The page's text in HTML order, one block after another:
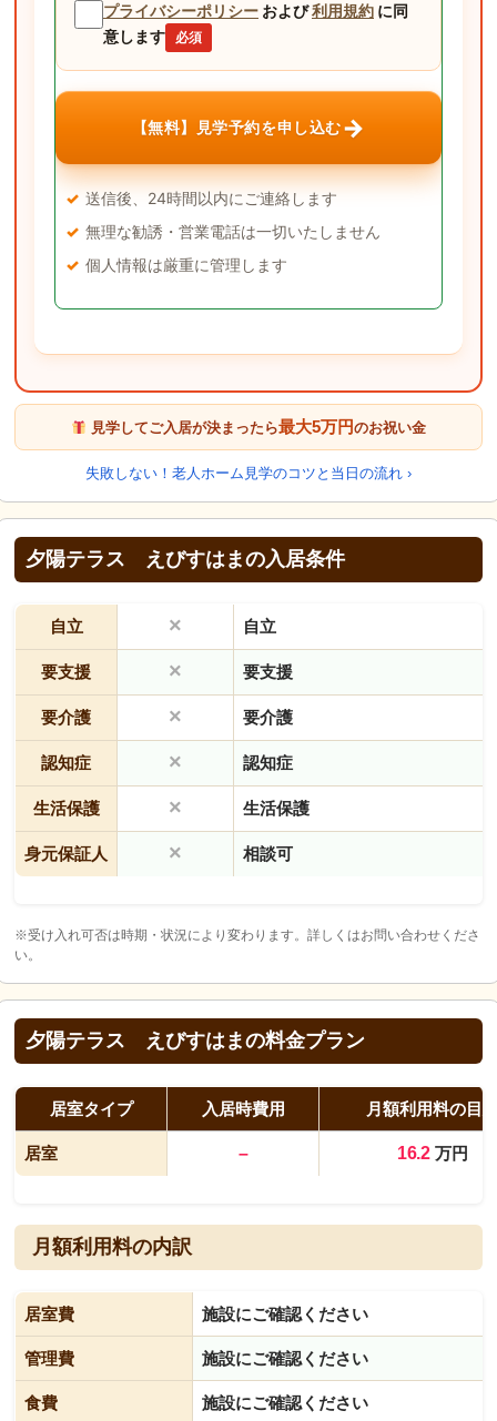
プライバシーポリシー および利用規約 に同
意します
必須
【無料】見学予約を申し込む→
送信後、24時間以内にご連絡します
無理な勧誘・営業電話は一切いたしません
個人情報は厳重に管理します
見学してご入居が決まったら最大5万円のお祝い金
失敗しない！老人ホーム見学のコツと当日の流れ ›
夕陽テラス えびすはまの入居条件
自立 × 自立
要支援 × 要支援
要介護 × 要介護
認知症 × 認知症
生活保護 × 生活保護
身元保証人 × 相談可
※受け入れ可否は時期・状況により変わります。詳しくはお問い合わせくださ
い。
夕陽テラス えびすはまの料金プラン
居室タイプ 入居時費用 月額利用料の目
居室 – 16.2万円
月額利用料の内訳
居室費 施設にご確認ください
管理費 施設にご確認ください
食費 施設にご確認ください